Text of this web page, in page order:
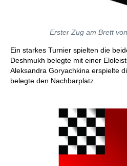
Erster Zug am Brett
Ein starkes Turnier spielten die
Deshmukh belegte mit einer
Aleksandra Goryachkina erspielte
belegte den Nachbarplatz.